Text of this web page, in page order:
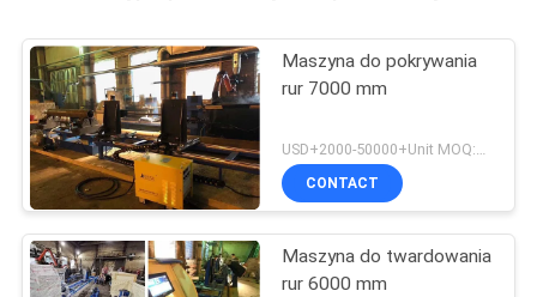
Maszyna do pokrywania
rur 7000 mm
CONTACT
Maszyna do twardowania
rur 6000 mm